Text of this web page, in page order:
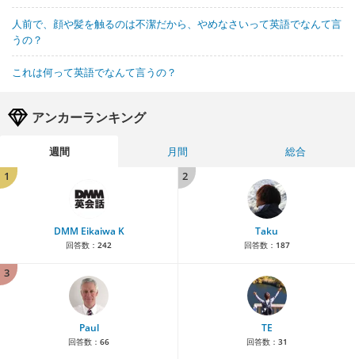
人前で、顔や髪を触るのは不潔だから、やめなさいって英語でなんて言
うの？
これは何って英語でなんて言うの？
アンカーランキング
週間 月間
総合
1
DMM Eikaiwa K
回答数： 242
2
Taku
回答数： 187
3
Paul
回答数： 66
TE
回答数： 31